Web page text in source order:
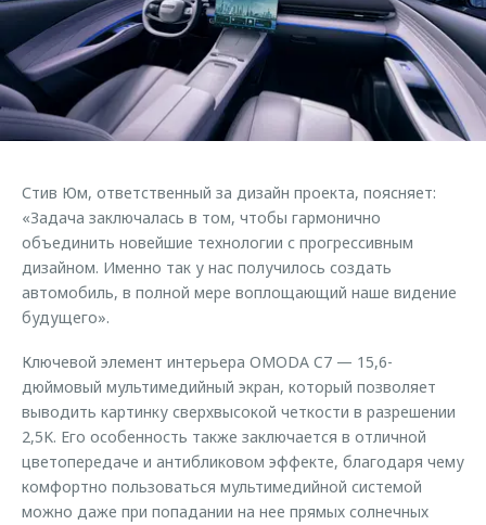
Страхование
Кредитный калькулятор
Аксессуары
Одежда и сувениры
Запчасти
Трейд-ин
Калькулятор трейд-ин
Клиентская поддержка
O&J Автоклуб
Клуб владельцев OMODA
Приложение O&J
Одежда и сувениры
Оригинальные аксессуары
Запчасти
Обратная связь
Стив Юм, ответственный за дизайн проекта, поясняет:
«Задача заключалась в том, чтобы гармонично
объединить новейшие технологии с прогрессивным
дизайном. Именно так у нас получилось создать
автомобиль, в полной мере воплощающий наше видение
будущего».
Ключевой элемент интерьера OMODA C7 — 15,6-
дюймовый мультимедийный экран, который позволяет
выводить картинку сверхвысокой четкости в разрешении
2,5K. Его особенность также заключается в отличной
цветопередаче и антибликовом эффекте, благодаря чему
комфортно пользоваться мультимедийной системой
можно даже при попадании на нее прямых солнечных